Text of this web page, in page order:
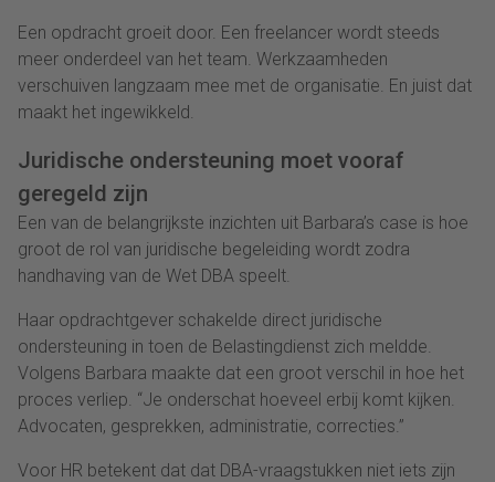
Een opdracht groeit door. Een freelancer wordt steeds
meer onderdeel van het team. Werkzaamheden
verschuiven langzaam mee met de organisatie. En juist dat
maakt het ingewikkeld.
Juridische ondersteuning moet vooraf
geregeld zijn
Een van de belangrijkste inzichten uit Barbara’s case is hoe
groot de rol van juridische begeleiding wordt zodra
handhaving van de Wet DBA speelt.
Haar opdrachtgever schakelde direct juridische
ondersteuning in toen de Belastingdienst zich meldde.
Volgens Barbara maakte dat een groot verschil in hoe het
proces verliep. “Je onderschat hoeveel erbij komt kijken.
Advocaten, gesprekken, administratie, correcties.”
Voor HR betekent dat dat DBA-vraagstukken niet iets zijn